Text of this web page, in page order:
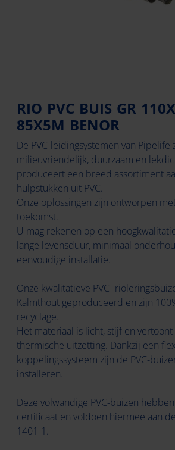
RIO PVC BUIS GR
85X5M BENOR
De PVC-leidingsystemen van Pipelife
milieuvriendelijk, duurzaam en
produceert een breed assortiment
hulpstukken uit PVC.
Onze oplossingen zijn ontworpen
toekomst.
U mag rekenen op een
lange levensduur, minimaal
eenvoudige installatie.
Onze kwalitatieve PVC-
Kalmthout geproduceerd en zijn
recyclage.
Het materiaal is licht, stijf en
thermische uitzetting. Dankzij een
koppelingssysteem zijn de PVC-
installeren.
Deze volwandige PVC-buizen
certificaat en voldoen hiermee aan
1401-1.